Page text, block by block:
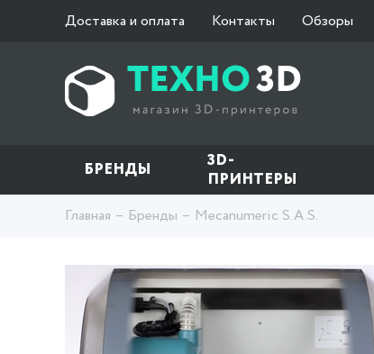
Доставка и оплата Контакты Обзоры
БРЕНДЫ
3D-
ПРИНТЕРЫ
Главная Бренды Mecanumeric S.A.S.